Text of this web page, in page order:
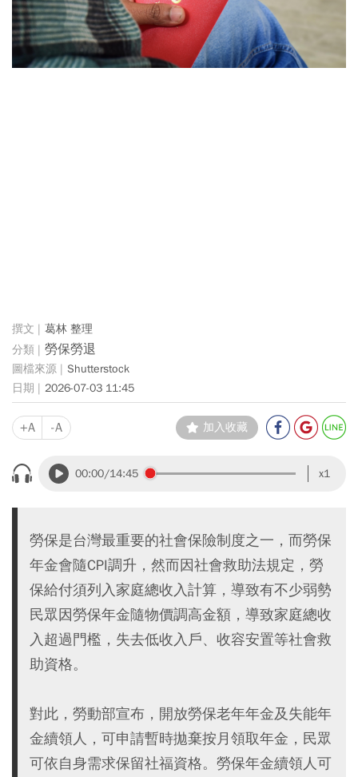
葛林 整理
勞保勞退
Shutterstock
2026-07-03 11:45
+A -A 加入收藏
00:00/14:45 x1
勞保是台灣最重要的社會保險制度之一，而勞保
年金會隨CPI調升，然而因社會救助法規定，勞
保給付須列入家庭總收入計算，導致有不少弱勢
民眾因勞保年金隨物價調高金額，導致家庭總收
入超過門檻，失去低收入戶、收容安置等社會救
助資格。
對此，勞動部宣布，開放勞保老年年金及失能年
金續領人，可申請暫時拋棄按月領取年金，民眾
可依自身需求保留社福資格。勞保年金續領人可